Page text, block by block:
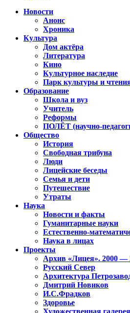
Новости
Анонс
Хроника
Культура
Дом актёра
Литература
Кино
Культурное наследие
Парк культуры и
Образование
Школа и вуз
Учитель
Реформы
ПОЛЁТ (научно-
Общество
История
Свободная трибуна
Люди
Лицейские беседы
Семья и дети
Путешествие
Утраты
Наука
Новости и факты
Гуманитарные науки
Естественно-
Наука в лицах
Проекты
Архив «Лицея». 2000 —
Русский Север
Архитектура
Дмитрий Новиков
И.С.Фрадков
Здоровье